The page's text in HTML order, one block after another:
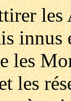
les
innus
les
les